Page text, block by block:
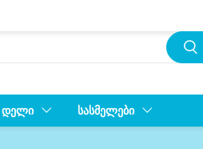
ᲓᲔᲚᲘ ᲡᲐᲡᲛᲔᲚᲔᲑᲘ